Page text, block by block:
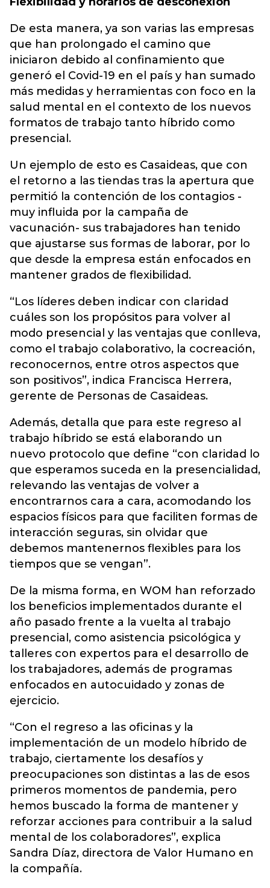
De esta manera, ya son varias las empresas
que han prolongado el camino que
iniciaron debido al confinamiento que
generó el Covid-19 en el país y han sumado
más medidas y herramientas con foco en la
salud mental en el contexto de los nuevos
formatos de trabajo tanto híbrido como
presencial.
Un ejemplo de esto es Casaideas, que con
el retorno a las tiendas tras la apertura que
permitió la contención de los contagios -
muy influida por la campaña de
vacunación- sus trabajadores han tenido
que ajustarse sus formas de laborar, por lo
que desde la empresa están enfocados en
mantener grados de flexibilidad.
“Los líderes deben indicar con claridad
cuáles son los propósitos para volver al
modo presencial y las ventajas que conlleva,
como el trabajo colaborativo, la cocreación,
reconocernos, entre otros aspectos que
son positivos”, indica Francisca Herrera,
gerente de Personas de Casaideas.
Además, detalla que para este regreso al
trabajo híbrido se está elaborando un
nuevo protocolo que define “con claridad lo
que esperamos suceda en la presencialidad,
relevando las ventajas de volver a
encontrarnos cara a cara, acomodando los
espacios físicos para que faciliten formas de
interacción seguras, sin olvidar que
debemos mantenernos flexibles para los
tiempos que se vengan”.
De la misma forma, en WOM han reforzado
los beneficios implementados durante el
año pasado frente a la vuelta al trabajo
presencial, como asistencia psicológica y
talleres con expertos para el desarrollo de
los trabajadores, además de programas
enfocados en autocuidado y zonas de
ejercicio.
“Con el regreso a las oficinas y la
implementación de un modelo híbrido de
trabajo, ciertamente los desafíos y
preocupaciones son distintas a las de esos
primeros momentos de pandemia, pero
hemos buscado la forma de mantener y
reforzar acciones para contribuir a la salud
mental de los colaboradores”, explica
Sandra Díaz, directora de Valor Humano en
la compañía.